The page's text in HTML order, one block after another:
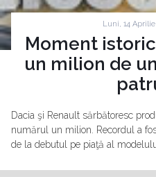
Luni, 14 Aprilie
Moment
un milion de
Dacia şi Renault sărbătoresc
numărul un milion. Recordul a
de la debutul pe piaţă al